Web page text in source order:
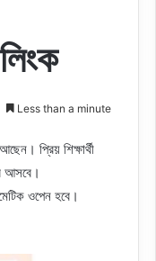
Less than a minute
প্রিয় শিক্ষার্থী
আসবে।
ওপেন হবে।